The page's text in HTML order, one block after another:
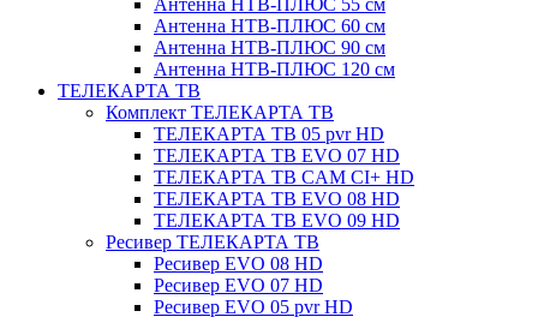
Антенна НТВ-ПЛЮС 55 см
Антенна НТВ-ПЛЮС 60 см
Антенна НТВ-ПЛЮС 90 см
Антенна НТВ-ПЛЮС 120 см
ТЕЛЕКАРТА ТВ
Комплект ТЕЛЕКАРТА ТВ
ТЕЛЕКАРТА ТВ 05 pvr HD
ТЕЛЕКАРТА ТВ EVO 07 HD
ТЕЛЕКАРТА ТВ CAM CI+ HD
ТЕЛЕКАРТА ТВ EVO 08 HD
ТЕЛЕКАРТА ТВ EVO 09 HD
Ресивер ТЕЛЕКАРТА ТВ
Ресивер EVO 08 HD
Ресивер EVO 07 HD
Ресивер EVO 05 pvr HD